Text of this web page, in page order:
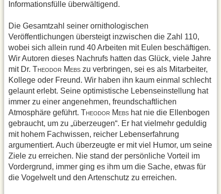
Informationsfülle überwältigend.
Die Gesamtzahl seiner ornithologischen
Veröffentlichungen übersteigt inzwischen die Zahl 110,
wobei sich allein rund 40 Arbeiten mit Eulen beschäftigen.
Wir Autoren dieses Nachrufs hatten das Glück, viele Jahre
mit Dr. THEODOR M EBS zu verbringen, sei es als Mitarbeiter,
Kollege oder Freund. Wir haben ihn kaum einmal schlecht
gelaunt erlebt. Seine optimistische Lebenseinstellung hat
immer zu einer angenehmen, freundschaftlichen
Atmosphäre geführt. THEODOR M EBS hat nie die Ellenbogen
gebraucht, um zu „überzeugen“. Er hat vielmehr geduldig
mit hohem Fachwissen, reicher Lebenserfahrung
argumentiert. Auch überzeugte er mit viel Humor, um seine
Ziele zu erreichen. Nie stand der persönliche Vorteil im
Vordergrund, immer ging es ihm um die Sache, etwas für
die Vogelwelt und den Artenschutz zu erreichen.